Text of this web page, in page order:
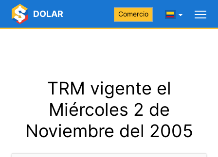
DOLAR Comercio
TRM vigente el
Miércoles 2 de
Noviembre del 2005